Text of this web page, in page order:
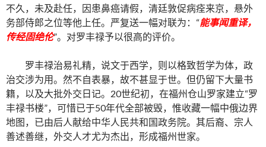
不久，未及赴任，因患鼻癌请假，清廷敦促病痊来京，悬外
务部侍郎之位等他上任。严复送一幅对联为：“能事闻重译，
传经固绝伦”。对罗丰禄予以很高的评价。
罗丰禄治易礼精，说文于西学，则以格致哲学为体，政
治交涉为用。然不自表暴，故不甚显于世。但仍留下大量书
籍，以及大批外交日记。20世纪初，在福州仓山罗家建立“罗
丰禄书楼”，可惜已于50年代全部被毁，惟收藏一幅中俄边界
地图，已由后人献给中华人民共和国政务院。其后裔、宗人
善述善继，外交人才尤为杰出，形成福州世家。